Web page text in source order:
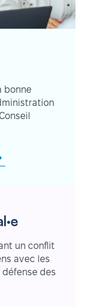
bonne
un conflit
avec les
défense des